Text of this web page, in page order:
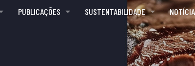
PUBLICAÇÕES SUSTENTABILIDADE